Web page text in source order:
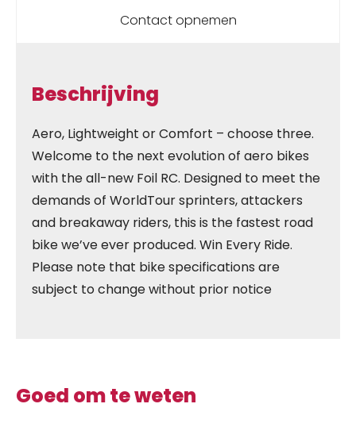
Contact opnemen
Beschrijving
Aero, Lightweight or Comfort – choose three.
Welcome to the next evolution of aero bikes
with the all-new Foil RC. Designed to meet the
demands of WorldTour sprinters, attackers
and breakaway riders, this is the fastest road
bike we’ve ever produced. Win Every Ride.
Please note that bike specifications are
subject to change without prior notice
Goed om te weten